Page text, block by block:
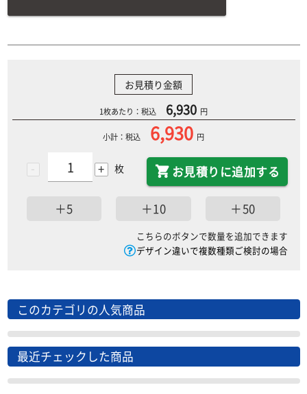
お見積り金額
1枚あたり：税込 6,930 円
小計：税込 6,930 円
- + 枚 お見積りに追加する
＋5 ＋10 ＋50
こちらのボタンで数量を追加できます
デザイン違いで複数種類ご検討の場合
このカテゴリの人気商品
最近チェックした商品